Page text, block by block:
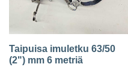
Taipuisa imuletku 63/50
(2") mm 6 metriä